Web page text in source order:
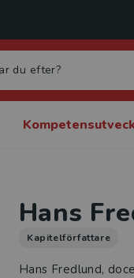
Hans
Kapitelförfattare
Hans Fredlund,